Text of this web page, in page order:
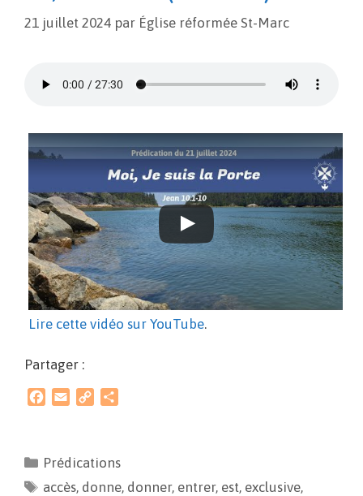
21 juillet 2024 par Église réformée St-Marc
Lire cette vidéo sur YouTube.
Partager :
b
o
l
L
i
a
g
Prédications
accès, donne, donner, entrer, est, exclusive,